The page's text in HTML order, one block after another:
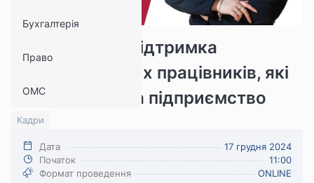
Бухгалтерія
Право
ОМС
Психологічна підтримка
демобілізованих працівників, які
повернулися на підприємство
8005 738
Кадри
Дата
17 грудня 2024
Початок
11:00
Формат проведення
ONLINE